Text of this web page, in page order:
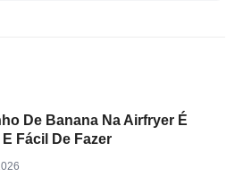
De Banana Na Airfryer É
Fácil De Fazer